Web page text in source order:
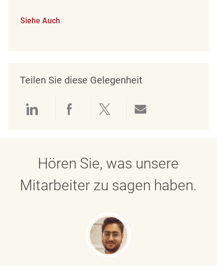
Siehe Auch
Teilen Sie diese Gelegenheit
Über LinkedIn teilen
Über Facebook teilen
Über Twitter teilen
Hören Sie, was unsere
Mitarbeiter zu sagen haben.